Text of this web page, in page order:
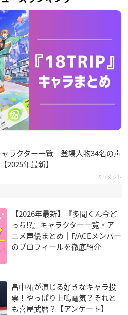
ラクター一覧｜登場人物34名の声
2025年最新】
5コメント
【2026年最新】『多聞くん今ど
っち!?』キャラクター一覧・ア
ニメ声優まとめ｜F/ACEメンバー
のプロフィールを徹底紹介
畠中祐が演じる好きなキャラ投
票！やっぱり上鳴電気？それと
も喜屋武暦？【アンケート】